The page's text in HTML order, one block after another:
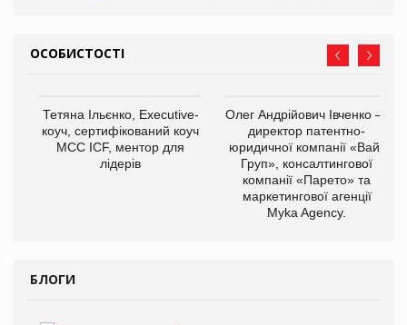
ОСОБИСТОСТІ
Тетяна Ільєнко, Executive-
коуч, сертифікований коуч
МСС ICF, ментор для
лідерів
Олег Андрійович Івченко —
директор патентно-
юридичної компанії «Вайз
Груп», консалтингової
компанії «Парето» та
маркетингової агенції
Myka Agency.
БЛОГИ